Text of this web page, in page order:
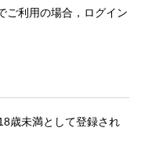
ご利用の場合，ログイン
歳未満として登録され